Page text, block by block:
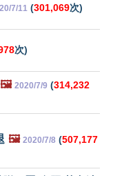
7/11 (301,069次)
次)
🖼️ 2020/7/9 (314,232
🖼️ 2020/7/8 (507,177